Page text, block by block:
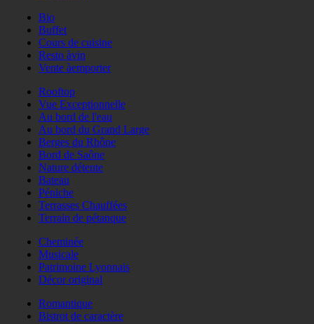
Bio
Buffet
Cours de cuisine
Resto àvin
Vente àemporter
Rooftop
Vue Exceptionnelle
Au bord de l'eau
Au bord du Grand Large
Berges du Rhône
Bord de Saône
Nature détente
Bateau
Péniche
Terrasses Chauffées
Terrain de pétanque
Cheminée
Musicale
Patrimoine Lyonnais
Décor original
Romantique
Bistrot de caractère